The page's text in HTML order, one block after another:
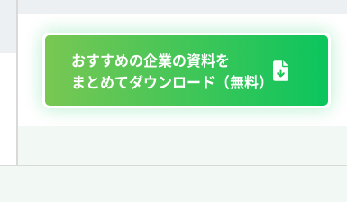
おすすめの企業の資料を
まとめてダウンロード（無料）